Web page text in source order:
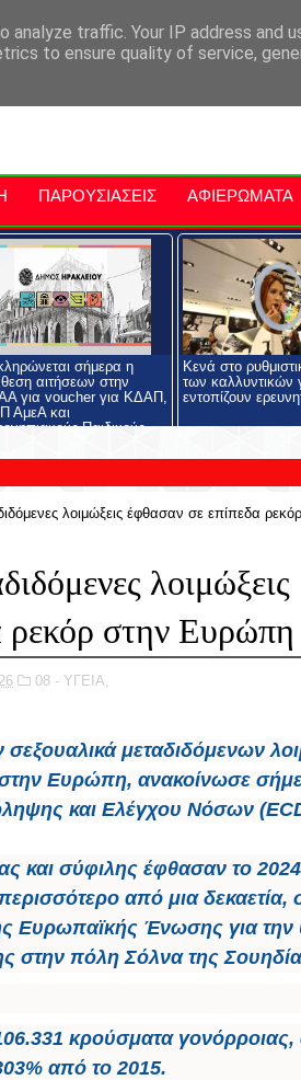
Στην Κρήτη Kriti Traveller
ΠΑΡΟΥΣΙΑΣΕΙΣ ΑΦΙΕΡΩΜΑΤΑ
σήμερα η
αιτήσεων στην
για voucher για ΚΔΑΠ,
ΑμεΑ και
Παιδικούς
Κενά στο
των καλλυντικών
εντοπίζουν
λοιμώξεις έφθασαν σε επίπεδα
λοιμώξεις
ρεκόρ στην Ευρώπη
08 - ΥΓΕΙΑ,
μεταδιδόμενων
στην Ευρώπη, ανακοίνωσε
και Ελέγχου Νόσων
και σύφιλης έφθασαν το
από μια
Ευρωπαϊκής Ένωσης για την
στην πόλη Σόλνα της
κρούσματα γονόρροιας,
από το 2015.
traffic. Your IP address and
to ensure quality of service,